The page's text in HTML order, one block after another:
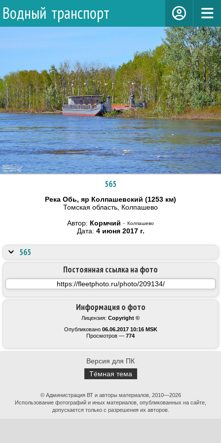
Водный транспорт
565
Река Обь, яр Колпашевский (1253 км)
Томская область, Колпашево
Автор: Кормчий · Колпашево
Дата: 4 июня 2017 г.
Информация о фото
Лицензия: Copyright ©
Опубликовано 06.06.2017 10:16 MSK
Просмотров — 774
Постоянная ссылка на фото
565
Версия для ПК
Тёмная тема
© Администрация ВТ и авторы материалов, 2010—2026
Использование фотографий и иных материалов, опубликованных на сайте,
допускается только с разрешения их авторов.